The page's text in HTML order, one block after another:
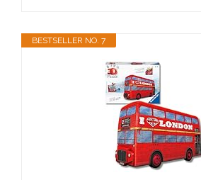
BESTSELLER NO. 7